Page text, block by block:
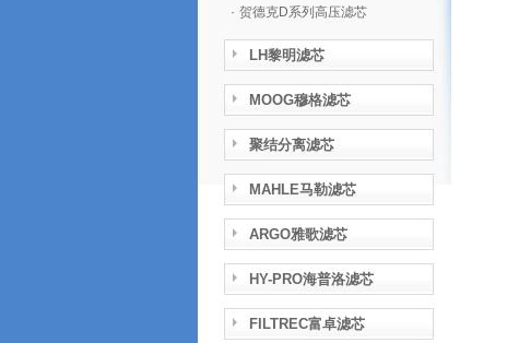
· 贺德克D系列高压滤芯
LH黎明滤芯
MOOG穆格滤芯
聚结分离滤芯
MAHLE马勒滤芯
ARGO雅歌滤芯
HY-PRO海普洛滤芯
FILTREC富卓滤芯